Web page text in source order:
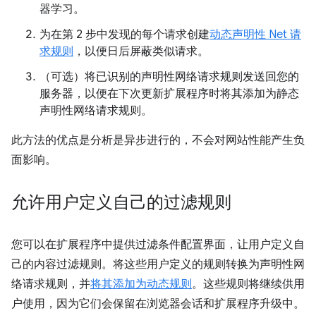
器学习。
为在第 2 步中发现的每个请求创建动态声明性 Net 请
求规则 ，以便日后屏蔽类似请求。
（可选）将已识别的声明性网络请求规则发送回您的
服务器，以便在下次更新扩展程序时将其添加为静态
声明性网络请求规则。
此方法的优点是分析是异步进行的，不会对网站性能产生负
面影响。
允许用户定义自己的过滤规则
您可以在扩展程序中提供过滤条件配置界面，让用户定义自
己的内容过滤规则。将这些用户定义的规则转换为声明性网
络请求规则，并将其添加为动态规则。这些规则将继续供用
户使用，因为它们会保留在浏览器会话和扩展程序升级中。